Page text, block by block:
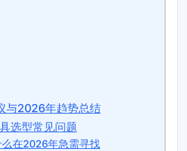
与2026年趋势总结
选型常见问题
在2026年急需寻找